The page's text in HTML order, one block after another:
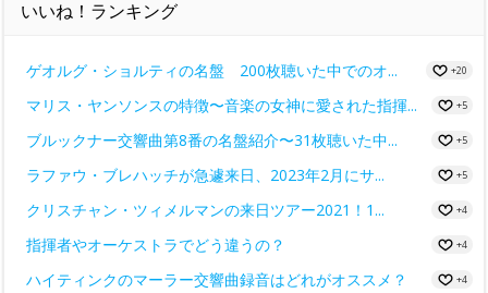
いいね！ランキング
ゲオルグ・ショルティの名盤 200枚聴いた中でのオ... +20
マリス・ヤンソンスの特徴〜音楽の女神に愛された指揮... +5
ブルックナー交響曲第8番の名盤紹介〜31枚聴いた中... +5
ラファウ・ブレハッチが急遽来日、2023年2月にサ... +5
クリスチャン・ツィメルマンの来日ツアー2021！1... +4
指揮者やオーケストラでどう違うの？ +4
ハイティンクのマーラー交響曲録音はどれがオススメ？ +4